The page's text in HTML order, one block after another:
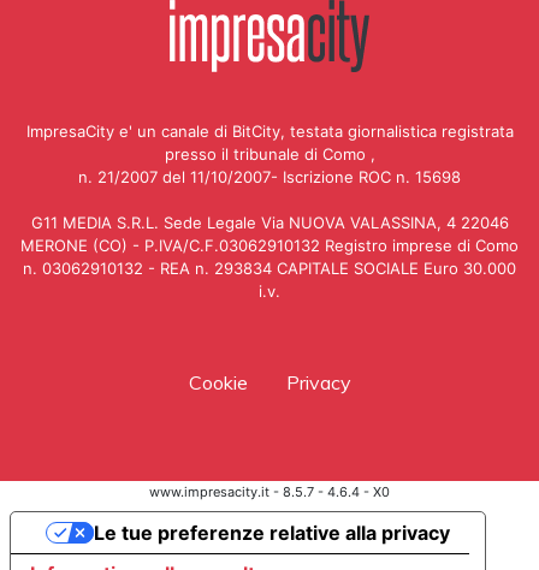
ImpresaCity e' un canale di BitCity, testata giornalistica registrata
presso il tribunale di Como ,
n. 21/2007 del 11/10/2007- Iscrizione ROC n. 15698
G11 MEDIA S.R.L. Sede Legale Via NUOVA VALASSINA, 4 22046
MERONE (CO) - P.IVA/C.F.03062910132 Registro imprese di Como
n. 03062910132 - REA n. 293834 CAPITALE SOCIALE Euro 30.000
i.v.
Cookie Privacy
www.impresacity.it - 8.5.7 - 4.6.4 - X0
Le tue preferenze relative alla privacy